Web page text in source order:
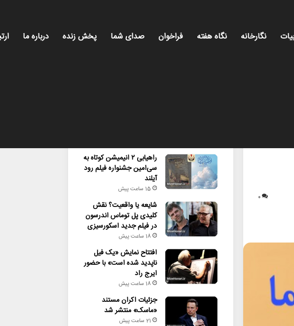
نگارخانه نگاه هفته فراخوان صدای شما پخش زنده درباره ما
۰
راهیابی ۲ انیمیشن کوتاه به
سی‌امین جشنواره فیلم رود
آیلند
15 ساعت پیش
شایعه یا واقعیت؟ نقش
کلیدی پل توماس اندرسون
در فیلم جدید اسکورسیزی
18 ساعت پیش
افتتاح نمایش «یک فیل
ناپدید شده است» با حضور
ایرج راد
18 ساعت پیش
جزئیات اکران مستند
«ماسک» منتشر شد
21 ساعت پیش